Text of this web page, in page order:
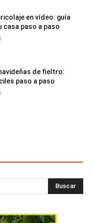
en vídeo: guía
casa paso a paso
de fieltro:
paso a paso
Buscar